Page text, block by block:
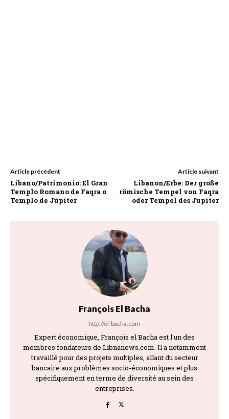
Article précédent
Líbano/Patrimonio: El Gran
Templo Romano de Faqra o
Templo de Júpiter
Article suivant
Libanon/Erbe: Der große
römische Tempel von Faqra
oder Tempel des Jupiter
François El Bacha
http://el-bacha.com
Expert économique, François el Bacha est l'un des
membres fondateurs de Libnanews.com. Il a notamment
travaillé pour des projets multiples, allant du secteur
bancaire aux problèmes socio-économiques et plus
spécifiquement en terme de diversité au sein des
entreprises.